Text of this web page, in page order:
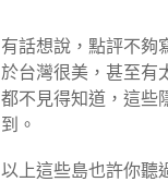
有話想說，點評不夠
於台灣很美，甚至有
都不見得知道，這些
到。
以上這些島也許你聽